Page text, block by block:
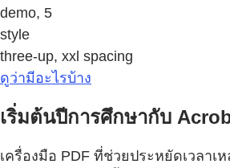
demo, 5
style
three-up, xxl spacing
ดูว่ามีอะไรบ้าง
เริ่มต้นปีการศึกษากับ
เครื่องมือ PDF ที่ช่วยประหยัดเวลาเ